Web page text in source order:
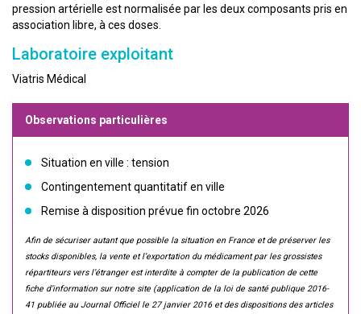
pression artérielle est normalisée par les deux composants pris en
association libre, à ces doses.
Laboratoire exploitant
Viatris Médical
Observations particulières
Situation en ville : tension
Contingentement quantitatif en ville
Remise à disposition prévue fin octobre 2026
Afin de sécuriser autant que possible la situation en France et de préserver les
stocks disponibles, la vente et l’exportation du médicament par les grossistes
répartiteurs vers l’étranger est interdite à compter de la publication de cette
fiche d’information sur notre site (application de la loi de santé publique 2016-
41 publiée au Journal Officiel le 27 janvier 2016 et des dispositions des articles